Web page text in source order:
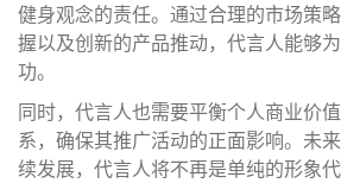
健身观念的责任。通过合理的市场策
握以及创新的产品推动，代言人能够
功。
同时，代言人也需要平衡个人商业价
系，确保其推广活动的正面影响。未
续发展，代言人将不再是单纯的形象